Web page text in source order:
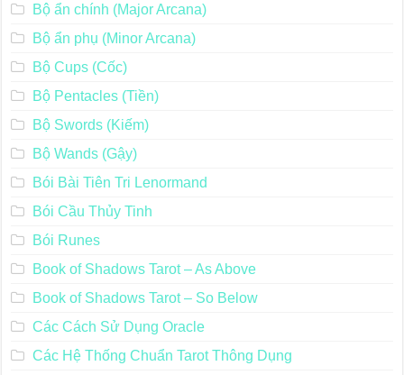
Bộ ẩn chính (Major Arcana)
Bộ ẩn phụ (Minor Arcana)
Bộ Cups (Cốc)
Bộ Pentacles (Tiền)
Bộ Swords (Kiếm)
Bộ Wands (Gậy)
Bói Bài Tiên Tri Lenormand
Bói Cầu Thủy Tinh
Bói Runes
Book of Shadows Tarot – As Above
Book of Shadows Tarot – So Below
Các Cách Sử Dụng Oracle
Các Hệ Thống Chuẩn Tarot Thông Dụng